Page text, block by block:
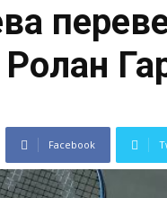
Facebook